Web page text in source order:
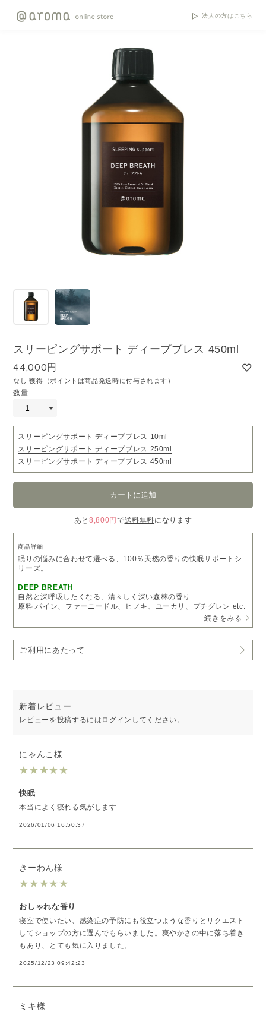
法人の方はこちら
スリーピングサポート ディープブレス 450ml
44,000円
なし 獲得（ポイントは商品発送時に付与されます）
数量
スリーピングサポート ディープブレス 10ml
スリーピングサポート ディープブレス 250ml
スリーピングサポート ディープブレス 450ml
あと8,800円 で送料無料になります
商品詳細
眠りの悩みに合わせて選べる、100％天然の香りの快眠サポートシ
リーズ。
DEEP BREATH
自然と深呼吸したくなる、清々しく深い森林の香り
原料:パイン、ファーニードル、ヒノキ、ユーカリ、プチグレン etc.
［COLUMN］気分や眠りのタイプによって香りをセレクト
こんな方におすすめ
呼吸が浅く、眠りが浅いあなたに。
※受注生産となるため、5～7営業日以内に発送いたします。
予めご了承いただきますようお願い申し上げます。
続きをみる
ご利用にあたって
新着レビュー
レビューを投稿するには ログイン してください。
にゃんこ様
★★★★★
快眠
本当によく寝れる気がします
2026/01/06 16:50:37
きーわん様
★★★★★
おしゃれな香り
寝室で使いたい、感染症の予防にも役立つような香りとリクエスト
してショップの方に選んでもらいました。爽やかさの中に落ち着き
もあり、とても気に入りました。
2025/12/23 09:42:23
ミキ様